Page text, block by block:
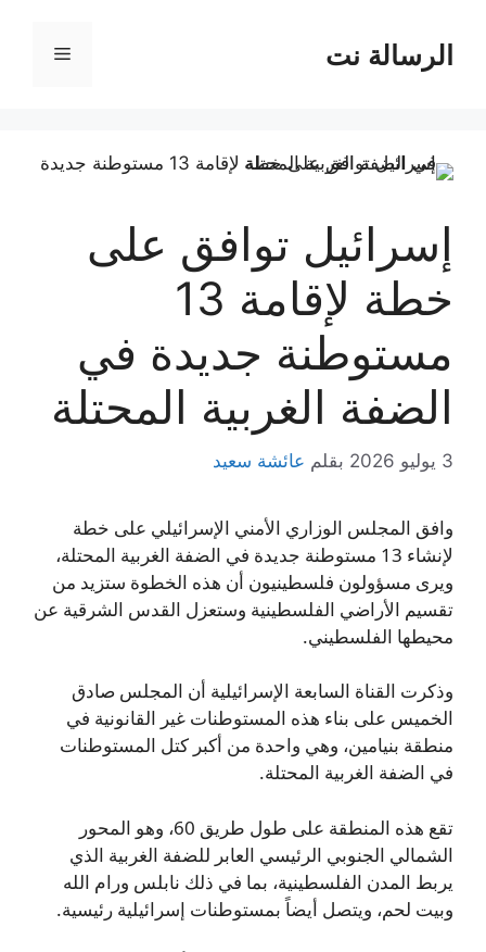
المحتوىالرسالة نت القائمة
إسرائيل توافق على
خطة لإقامة 13
مستوطنة جديدة في
الضفة الغربية المحتلة
3 يوليو 2026 بقلم عائشة سعيد
وافق المجلس الوزاري الأمني الإسرائيلي على خطة
لإنشاء 13 مستوطنة جديدة في الضفة الغربية المحتلة،
ويرى مسؤولون فلسطينيون أن هذه الخطوة ستزيد من
تقسيم الأراضي الفلسطينية وستعزل القدس الشرقية عن
محيطها الفلسطيني.
وذكرت القناة السابعة الإسرائيلية أن المجلس صادق
الخميس على بناء هذه المستوطنات غير القانونية في
منطقة بنيامين، وهي واحدة من أكبر كتل المستوطنات
في الضفة الغربية المحتلة.
تقع هذه المنطقة على طول طريق 60، وهو المحور
الشمالي الجنوبي الرئيسي العابر للضفة الغربية الذي
يربط المدن الفلسطينية، بما في ذلك نابلس ورام الله
وبيت لحم، ويتصل أيضاً بمستوطنات إسرائيلية رئيسية.